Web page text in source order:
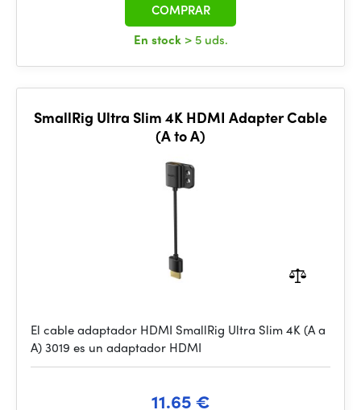
En stock > 5 uds.
COMPRAR
SmallRig Ultra Slim 4K HDMI Adapter Cable
(A to A)
El cable adaptador HDMI SmallRig Ultra Slim 4K (A a
A) 3019 es un adaptador HDMI
11.65 €